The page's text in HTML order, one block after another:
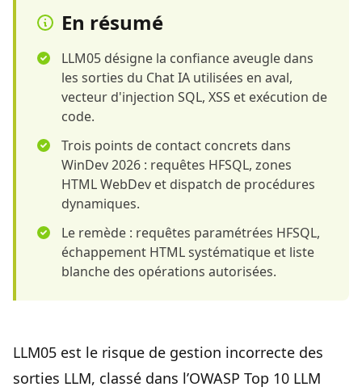
En résumé
LLM05 désigne la confiance aveugle dans
les sorties du Chat IA utilisées en aval,
vecteur d'injection SQL, XSS et exécution de
code.
Trois points de contact concrets dans
WinDev 2026 : requêtes HFSQL, zones
HTML WebDev et dispatch de procédures
dynamiques.
Le remède : requêtes paramétrées HFSQL,
échappement HTML systématique et liste
blanche des opérations autorisées.
LLM05 est le risque de gestion incorrecte des
sorties LLM, classé dans l’OWASP Top 10 LLM